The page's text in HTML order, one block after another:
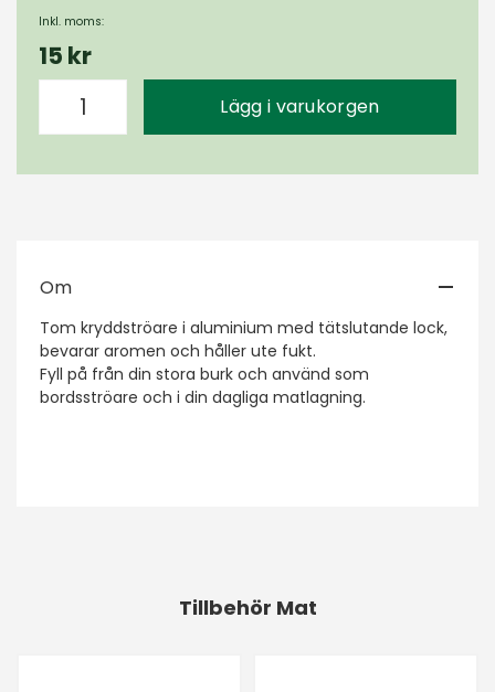
Inkl. moms:
15 kr
Lägg i varukorgen
Om
Tom kryddströare i aluminium med tätslutande lock,
bevarar aromen och håller ute fukt.
Fyll på från din stora burk och använd som
bordsströare och i din dagliga matlagning.
Tillbehör Mat